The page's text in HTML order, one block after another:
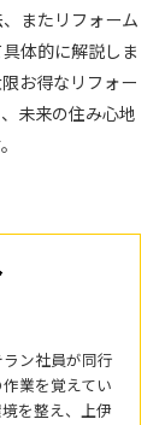
またリフォーム
体的に解説しま
お得なリフォー
未来の住み心地
ン社員が同行
業を覚えてい
を整え、上伊